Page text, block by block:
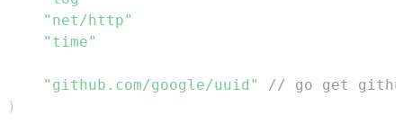
"net/http"
"time"
"github.com/google/uuid"
// go get
)